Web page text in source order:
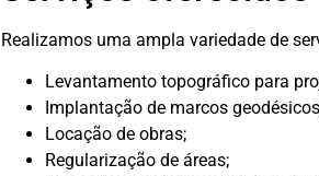
Realizamos uma ampla variedade de
Levantamento topográfico para
Implantação de marcos
Locação de obras;
Regularização de áreas;